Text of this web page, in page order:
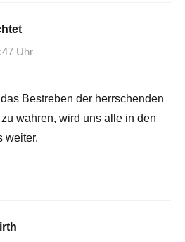
Uhr
Bestreben der herrschenden
wahren, wird uns alle in den
weiter.